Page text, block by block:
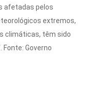
afetadas pelos
extremos,
climáticas, têm sido
Governo